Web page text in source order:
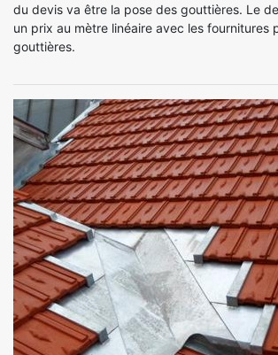
du devis va être la pose des gouttières. Le
un prix au mètre linéaire avec les fournitures
gouttières.